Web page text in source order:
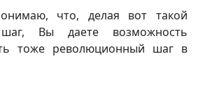
что, делая вот такой
Вы даете возможность
тоже революционный шаг в